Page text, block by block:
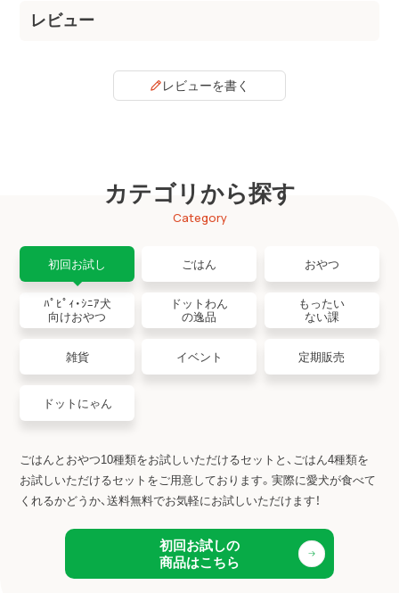
レビューを書く
カテゴリから探す
Category
初回お試し ごはん おやつ
ﾊﾟﾋﾟｨ・ｼﾆｱ犬
向けおやつ
ドットわん
の逸品
もったい
ない課
雑貨 イベント 定期販売
ドットにゃん
ごはんとおやつ10種類をお試しいただけるセットと、ごはん4種類を
お試しいただけるセットをご用意しております。実際に愛犬が食べて
くれるかどうか、送料無料でお気軽にお試しいただけます！
初回お試しの
商品はこちら